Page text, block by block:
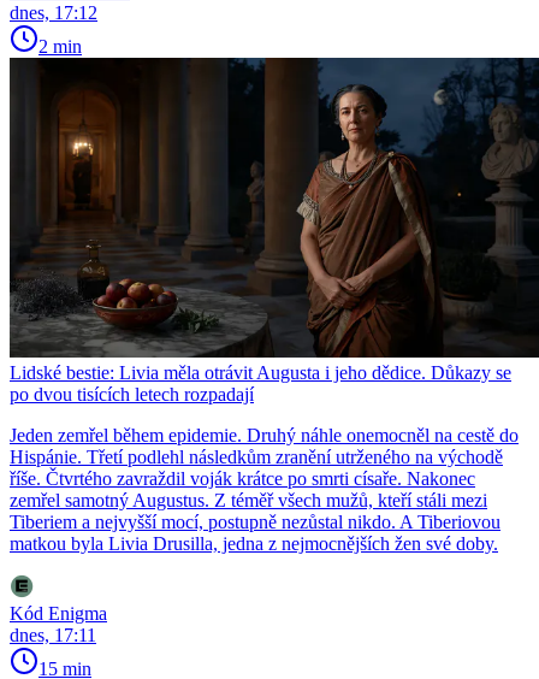
dnes, 17:12
2 min
Lidské bestie: Livia měla otrávit Augusta i jeho dědice. Důkazy se
po dvou tisících letech rozpadají
Jeden zemřel během epidemie. Druhý náhle onemocněl na cestě do
Hispánie. Třetí podlehl následkům zranění utrženého na východě
říše. Čtvrtého zavraždil voják krátce po smrti císaře. Nakonec
zemřel samotný Augustus. Z téměř všech mužů, kteří stáli mezi
Tiberiem a nejvyšší mocí, postupně nezůstal nikdo. A Tiberiovou
matkou byla Livia Drusilla, jedna z nejmocnějších žen své doby.
Kód Enigma
dnes, 17:11
15 min